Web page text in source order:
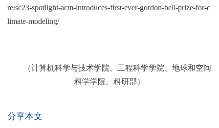
re/sc23-spotlight-acm-introduces-first-ever-gordon-bell-prize-for-c
limate-modeling/
（计算机科学与技术学院、工程科学学院、地球和空间
科学学院、科研部）
分享本文